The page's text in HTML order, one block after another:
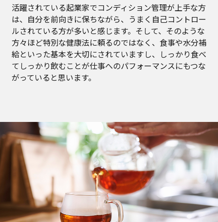
活躍されている起業家でコンディション管理が上手な方
は、自分を前向きに保ちながら、うまく自己コントロー
ルされている方が多いと感じます。そして、そのような
方々ほど特別な健康法に頼るのではなく、食事や水分補
給といった基本を大切にされていますし、しっかり食べ
てしっかり飲むことが仕事へのパフォーマンスにもつな
がっていると思います。